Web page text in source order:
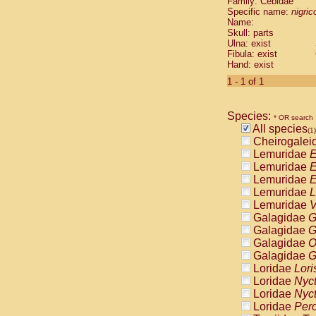
Cebidae
Cebidae
Cebidae
Cebidae
Cebidae
Cebidae
Cebidae
Cebidae
Cebidae
Cebidae
Cebidae
Cebidae
Atelidae
Atelidae
Atelidae
Atelidae
Atelidae
Atelidae
Atelidae
Atelidae
Atelidae
Atelidae
Pitheciidae
Specific name:
Name:
Skull: parts
Ulna: exist
Fibula: exist
Hand: exist
1 - 1 of 1
Species: * OR search
All species(1)
Lemuridae
Lemuridae
Lemuridae
Lemuridae
Lemuridae
Galagidae
Galagidae
Galagidae
Galagidae
Loridae
Loridae
Loridae
Loridae